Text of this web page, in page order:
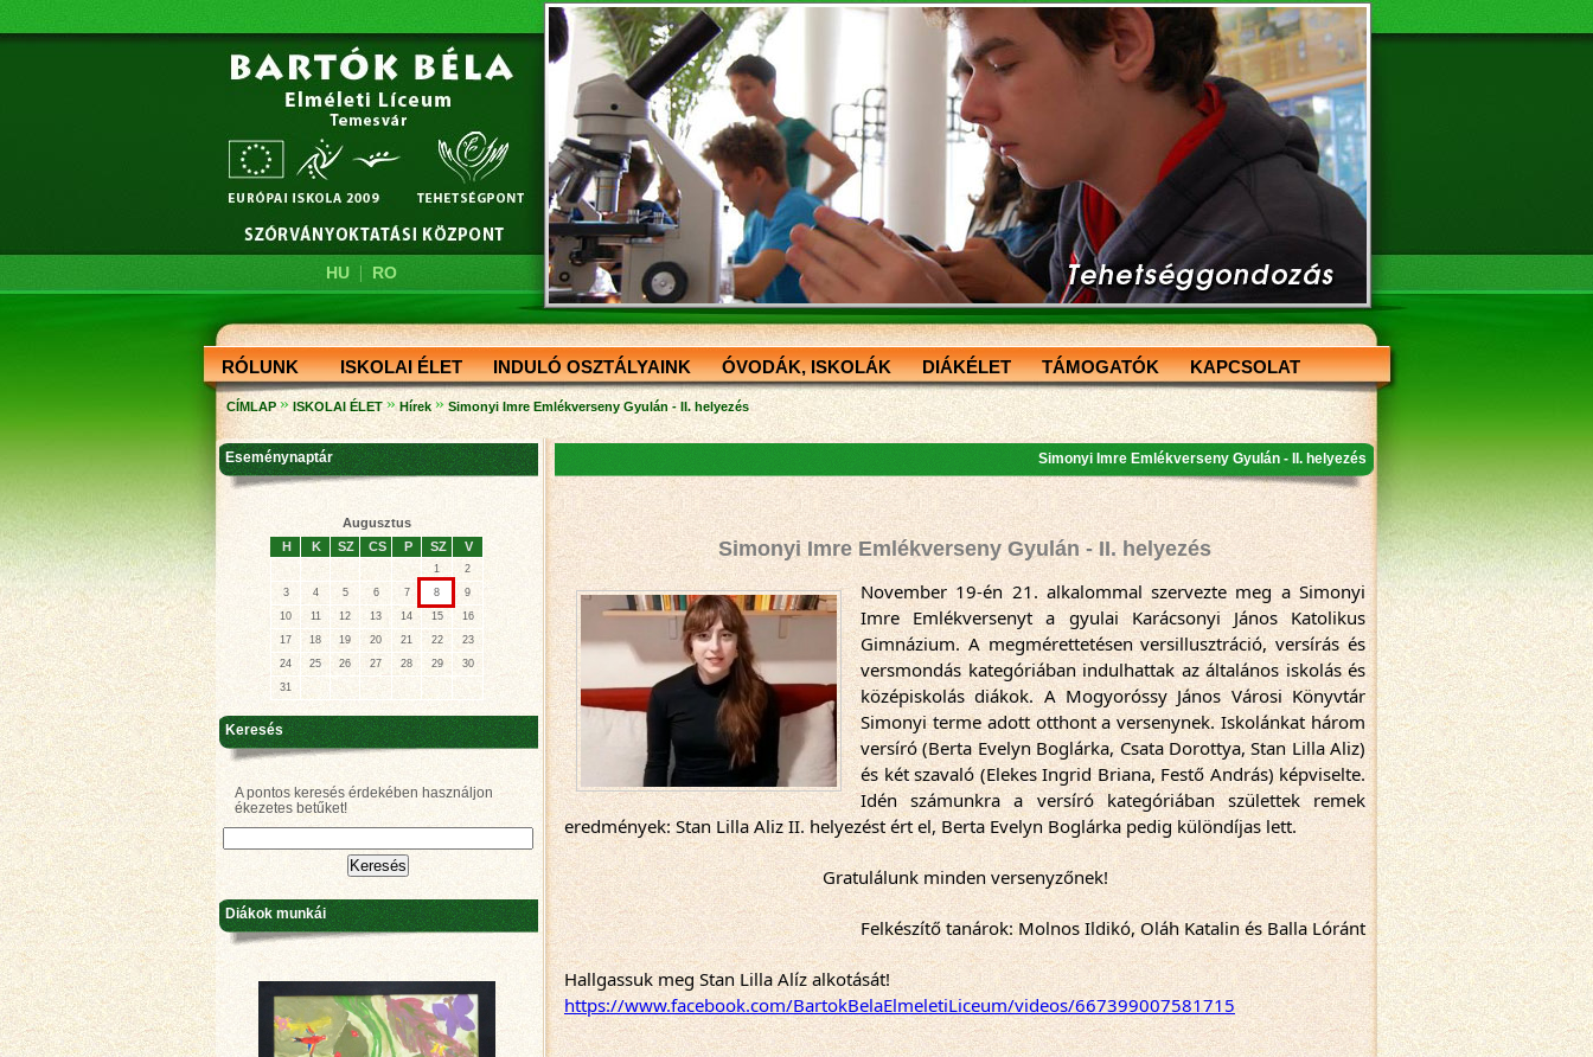
HU| RO
RÓLUNK ISKOLAI ÉLET INDULÓ OSZTÁLYAINK ÓVODÁK, ISKOLÁK DIÁKÉLET TÁMOGATÓK KAPCSOLAT
CÍMLAP » ISKOLAI ÉLET » Hírek » Simonyi Imre Emlékverseny Gyulán - II. helyezés
Simonyi Imre Emlékverseny Gyulán - II. helyezés
Simonyi Imre Emlékverseny Gyulán - II. helyezés
November 19-én 21. alkalommal szervezte meg a Simonyi
Imre Emlékversenyt a gyulai Karácsonyi János Katolikus
Gimnázium. A megmérettetésen versillusztráció, versírás és
versmondás kategóriában indulhattak az általános iskolás és
középiskolás diákok. A Mogyoróssy János Városi Könyvtár
Simonyi terme adott otthont a versenynek. Iskolánkat három
versíró (Berta Evelyn Boglárka, Csata Dorottya, Stan Lilla Aliz)
és két szavaló (Elekes Ingrid Briana, Festő András) képviselte.
Idén számunkra a versíró kategóriában születtek remek
eredmények: Stan Lilla Aliz II. helyezést ért el, Berta Evelyn Boglárka pedig különdíjas lett.
Gratulálunk minden versenyzőnek!
Felkészítő tanárok: Molnos Ildikó, Oláh Katalin és Balla Lóránt
Hallgassuk meg Stan Lilla Alíz alkotását!
https://www.facebook.com/BartokBelaElmeletiLiceum/videos/667399007581715
Eseménynaptár
Augusztus
H
K SZ CS P SZ V
1
2
3
4 5 6 7 8
9
10
11 12 13 14 15
16
17
18 19 20 21 22
23
24
25 26 27 28 29
30
31
Keresés
A pontos keresés érdekében használjon
ékezetes betűket!
Diákok munkái